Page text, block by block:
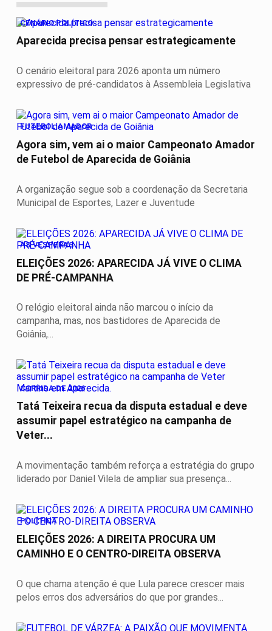
CENÁRIO POLÍTICO
Aparecida precisa pensar estrategicamente
O cenário eleitoral para 2026 aponta um número
expressivo de pré-candidatos à Assembleia Legislativa
FUTEBOL AMADOR
Agora sim, vem ai o maior Campeonato Amador
de Futebol de Aparecida de Goiânia
A organização segue sob a coordenação da Secretaria
Municipal de Esportes, Lazer e Juventude
ÀS VESPERAS
ELEIÇÕES 2026: APARECIDA JÁ VIVE O CLIMA
DE PRÉ-CAMPANHA
O relógio eleitoral ainda não marcou o início da
campanha, mas, nos bastidores de Aparecida de
Goiânia,...
CORRIDA DE 2026
Tatá Teixeira recua da disputa estadual e deve
assumir papel estratégico na campanha de
Veter...
A movimentação também reforça a estratégia do grupo
liderado por Daniel Vilela de ampliar sua presença...
POLÍTICA
ELEIÇÕES 2026: A DIREITA PROCURA UM
CAMINHO E O CENTRO-DIREITA OBSERVA
O que chama atenção é que Lula parece crescer mais
pelos erros dos adversários do que por grandes...